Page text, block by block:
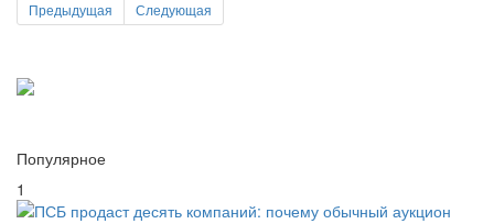
Предыдущая Следующая
Популярное
1